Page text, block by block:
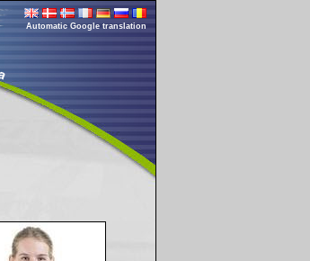
Automatic Google translation